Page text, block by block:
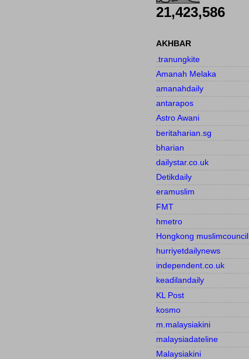
21,423,586
AKHBAR
.tranungkite
Amanah Melaka
amanahdaily
antarapos
Astro Awani
beritaharian.sg
bharian
dailystar.co.uk
Detikdaily
eramuslim
FMT
hmetro
Hongkong muslimcouncil
hurriyetdailynews
independent.co.uk
keadilandaily
KL Post
kosmo
m.malaysiakini
malaysiadateline
Malaysiakini